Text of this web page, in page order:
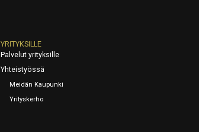
YRITYKSILLE
Palvelut yrityksille
Yhteistyössä
Meidän Kaupunki
Yrityskerho